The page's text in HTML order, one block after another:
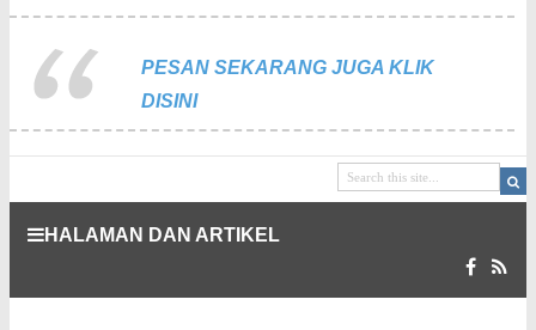
PESAN SEKARANG JUGA KLIK
DISINI
HALAMAN DAN ARTIKEL